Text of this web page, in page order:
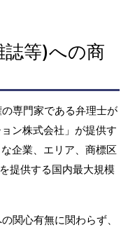
誌等)への商
専門家である弁理士が
ン株式会社」が提供す
企業、エリア、商標区
提供する国内最大規模
関心有無に関わらず、